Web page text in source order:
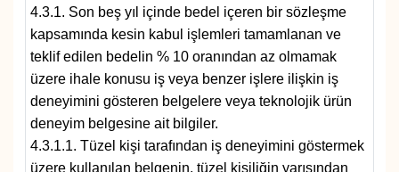
4.3.1. Son beş yıl içinde bedel içeren bir sözleşme
kapsamında kesin kabul işlemleri tamamlanan ve
teklif edilen bedelin % 10 oranından az olmamak
üzere ihale konusu iş veya benzer işlere ilişkin iş
deneyimini gösteren belgelere veya teknolojik ürün
deneyim belgesine ait bilgiler.
4.3.1.1. Tüzel kişi tarafından iş deneyimini göstermek
üzere kullanılan belgenin, tüzel kişiliğin yarısından